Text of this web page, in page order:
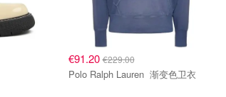
€91.20€229.00
Polo Ralph Lauren 渐变色卫衣